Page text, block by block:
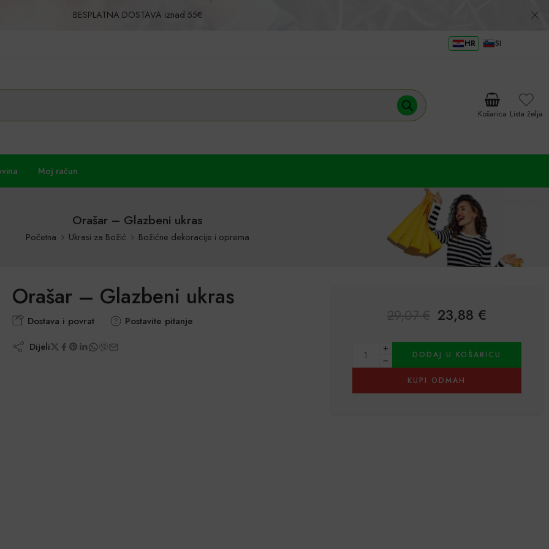
BESPLATNA DOSTAVA iznad 55€
HR SI
Košarica Lista želja
Moj račun
Orašar – Glazbeni ukras
Početna Ukrasi za Božić Božićne dekoracije i oprema
Orašar – Glazbeni ukras
Dostava i povrat Postavite pitanje
Dijeli
29,07€ 23,88 €
DODAJ U KOŠARICU
KUPI ODMAH
Alternative: